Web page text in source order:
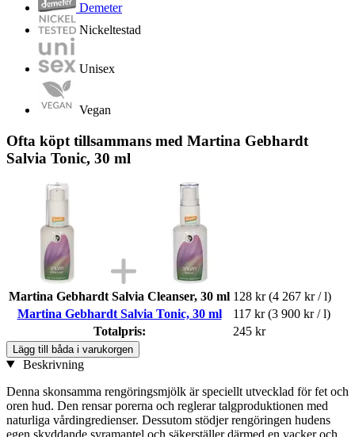
Demeter
Nickeltestad
Unisex
Vegan
Ofta köpt tillsammans med Martina Gebhardt
Salvia Tonic, 30 ml
Martina Gebhardt Salvia Cleanser, 30 ml 128 kr (4 267 kr / l)
Martina Gebhardt Salvia Tonic, 30 ml
117 kr (3 900 kr / l)
Totalpris:
245 kr
Lägg till båda i varukorgen
Beskrivning
Denna skonsamma rengöringsmjölk är speciellt utvecklad för fet och
oren hud. Den rensar porerna och reglerar talgproduktionen med
naturliga vårdingredienser. Dessutom stödjer rengöringen hudens
egen skyddande syramantel och säkerställer därmed en vacker och